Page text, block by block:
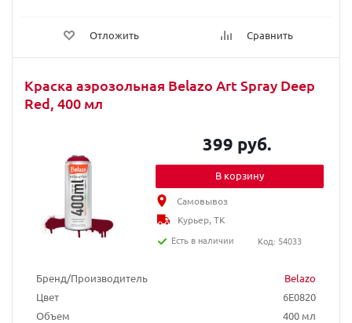
Отложить Сравнить
Краска аэрозольная Belazo Art Spray Deep
Red, 400 мл
Бренд/Производитель
Belazo
Цвет
6E0820
Объем
400 мл
399 руб.
В корзину
Самовывоз
Курьер, ТК
Есть в наличии
Код: 54033